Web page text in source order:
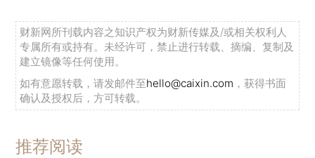
财新网所刊载内容之知识产权为财新传媒及/或相关权利人
专属所有或持有。未经许可，禁止进行转载、摘编、复制及
建立镜像等任何使用。
如有意愿转载，请发邮件至hello@caixin.com ，获得书面
确认及授权后，方可转载。
推荐阅读